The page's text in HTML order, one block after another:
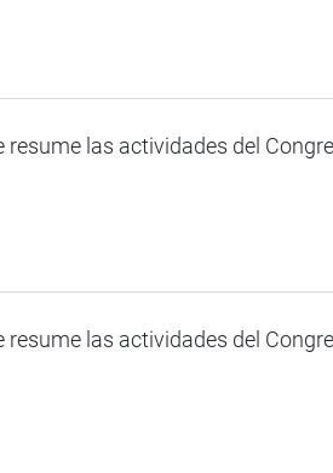
las actividades del
las actividades del